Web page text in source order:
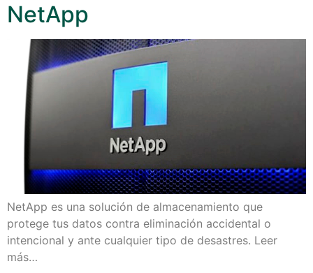
NetApp
NetApp es una solución de almacenamiento que
protege tus datos contra eliminación accidental o
intencional y ante cualquier tipo de desastres. Leer
más…